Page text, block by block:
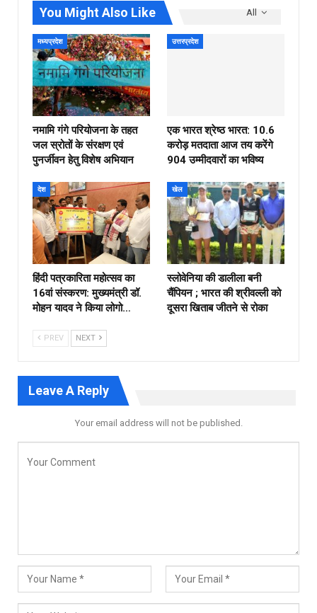
All
You Might Also Like
मध्यप्रदेश
नमामि गंगे परियोजना के तहत
जल स्रोतों के संरक्षण एवं
पुनर्जीवन हेतु विशेष अभियान
उत्तरप्रदेश
एक भारत श्रेष्ठ भारत: 10.6
करोड़ मतदाता आज तय करेंगे
904 उम्मीदवारों का भविष्य
देश
हिंदी पत्रकारिता महोत्सव का
16वां संस्करण: मुख्यमंत्री डॉ.
मोहन यादव ने किया लोगो…
खेल
स्लोवेनिया की डालीला बनी
चैंपियन ; भारत की श्रीवल्ली को
दूसरा खिताब जीतने से रोका
PREV NEXT
Leave A Reply
Your email address will not be published.